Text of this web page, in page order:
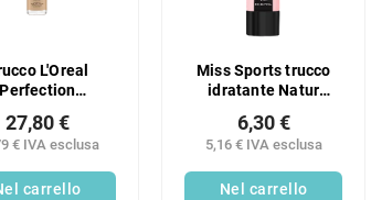
L'Oreal
Perfection
140
€ IVA esclusa
27,80 €
carrello
Miss Sports trucco
idratante Natur
5,16 € IVA esclusa
6,30 €
Nel carrello